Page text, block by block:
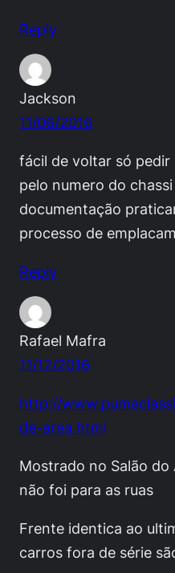
Reply
Jackson
11/06/2016
fácil de voltar só pedir
pelo numero do
documentação
processo de
Reply
Rafael Mafra
11/12/2016
http://
de-area.html
Mostrado no Salão
não foi para as ruas
Frente identica ao
carros fora de série